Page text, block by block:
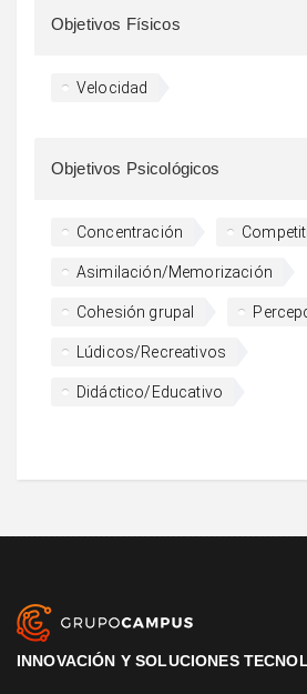
Objetivos Físicos
Velocidad
Objetivos Psicológicos
Concentración
Asimilación/Memorización
Cohesión grupal
Lúdicos/Recreativos
Didáctico/Educativo
INNOVACIÓN Y SOLUCIONES